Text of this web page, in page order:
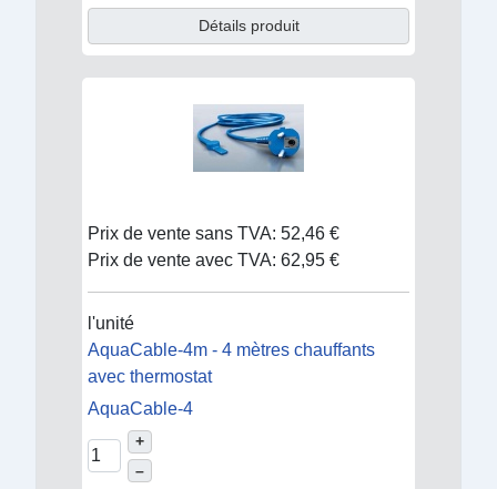
Détails produit
Prix de vente sans TVA: 52,46 €
Prix de vente avec TVA: 62,95 €
l'unité
AquaCable-4m - 4 mètres chauffants
avec thermostat
AquaCable-4
+
–